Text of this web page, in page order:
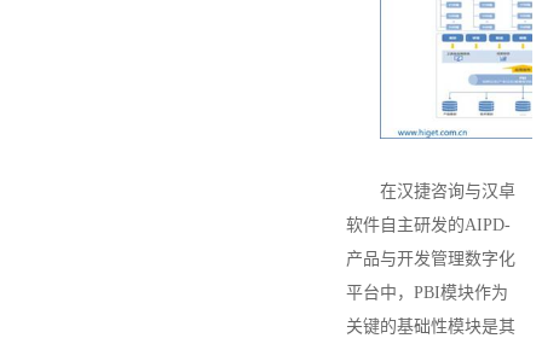
在汉捷咨询与汉卓
软件自主研发的AIPD-
产品与开发管理数字化
平台中，PBI模块作为
关键的基础性模块是其